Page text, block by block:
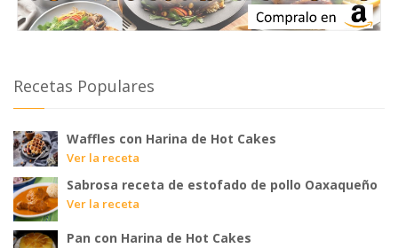
Recetas Populares
Waffles con Harina de Hot Cakes
Ver la receta
Sabrosa receta de estofado de pollo Oaxaqueño
Ver la receta
Pan con Harina de Hot Cakes